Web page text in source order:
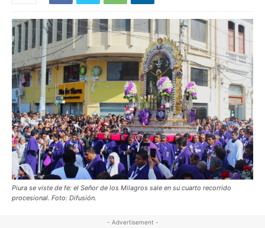
Piura se viste de fe: el Señor de los Milagros sale en su cuarto recorrido
procesional. Foto: Difusión.
- Advertisement -